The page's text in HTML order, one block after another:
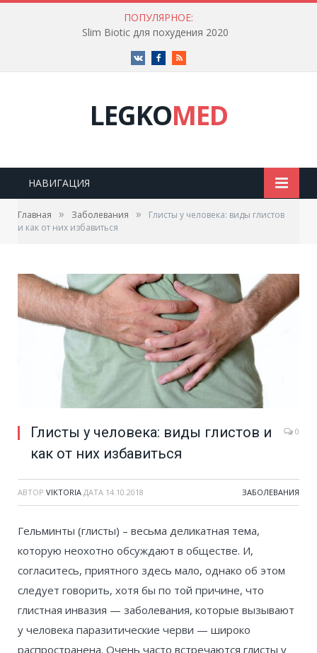
ПОПУЛЯРНОЕ:
Slim Biotic для похудения 2020
Vk FacebookRSS
LEGKOMED
НАВИГАЦИЯ
Главная » Заболевания »
Глисты у человека: виды глистов
и как от них избавиться
Глисты у человека: виды глистов и
как от них избавиться
0
АВТОР VIKTORIA ДАТА 14.10.2018 ЗАБОЛЕВАНИЯ
Гельминты (глисты) – весьма деликатная тема,
которую неохотно обсуждают в обществе. И,
согласитесь, приятного здесь мало, однако об этом
следует говорить, хотя бы по той причине, что
глистная инвазия — заболевания, которые вызывают
у человека паразитические черви — широко
распространена. Очень часто встречаются глисты у